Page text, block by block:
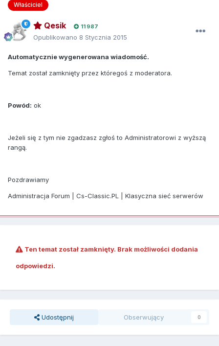
Właściciel
Qesik 11 987
Opublikowano 8 Stycznia 2015
Automatycznie wygenerowana wiadomość.
Temat został zamknięty przez któregoś z moderatora.
Powód: ok
Jeżeli się z tym nie zgadzasz zgłoś to Administratorowi z wyższą
rangą.
Pozdrawiamy
Administracja Forum | Cs-Classic.PL | Klasyczna sieć serwerów
Ten temat został zamknięty. Brak możliwości dodania
odpowiedzi.
Udostępnij Obserwujący 0